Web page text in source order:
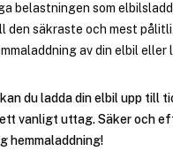
belastningen som
den säkraste och mest
av din elbil eller
du ladda din elbil upp till
ett vanligt uttag. Säker och
hemmaladdning!